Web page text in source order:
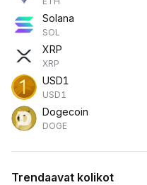
Solana
SOL
XRP
XRP
USD1
USD1
Dogecoin
DOGE
Trendaavat kolikot